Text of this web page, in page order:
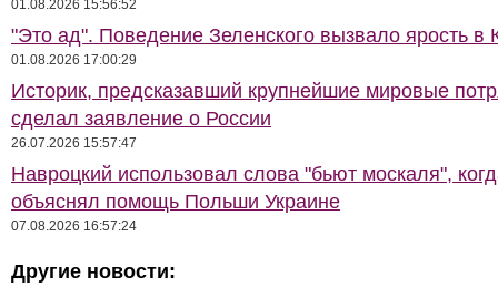
01.08.2026 15:56:52
"Это ад". Поведение Зеленского вызвало ярость в
01.08.2026 17:00:29
Историк, предсказавший крупнейшие мировые
сделал заявление о России
26.07.2026 15:57:47
Навроцкий использовал слова "бьют москаля",
объяснял помощь Польши Украине
07.08.2026 16:57:24
Другие новости: